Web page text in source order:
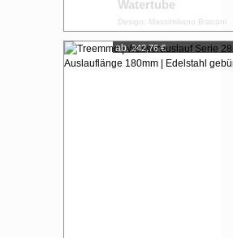
Watertube
Design: Massimiliano Braconi
ab: 242,76 €